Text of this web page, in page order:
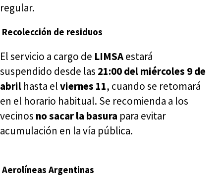
regular.
Recolección de residuos
El servicio a cargo de LIMSAestará
suspendido desde las 21:00 del miércoles 9 de
abril hasta elviernes 11, cuando se retomará
en el horario habitual. Se recomienda a los
vecinos no sacar la basura para evitar
acumulación en la vía pública.
Aerolíneas Argentinas